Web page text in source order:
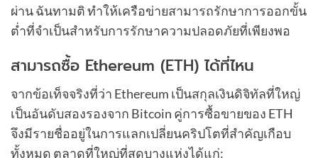
ผ่าน ฉันทามติ ทำให้เครือข่ายสามารถรักษาการออกขั้น
ต่ำที่จำเป็นสำหรับการรักษาความปลอดภัยที่เพียงพอ
สามารถซื้อ Ethereum (ETH) ได้ที่ไหน
จากข้อเท็จจริงที่ว่า Ethereum เป็นสกุลเงินดิจิทัลที่ใหญ่
เป็นอันดับสองรองจาก Bitcoin คู่การซื้อขายของ ETH
จึงมีรายชื่ออยู่ในการแลกเปลี่ยนคริปโตที่สำคัญเกือบ
ทั้งหมด ตลาดที่ใหญ่ที่สุดบางแห่งได้แก่: